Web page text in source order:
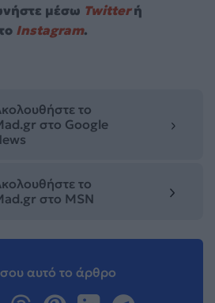
μέσω Twitterή
Instagram.
το
στο Google
το
στο MSN
αυτό το άρθρο